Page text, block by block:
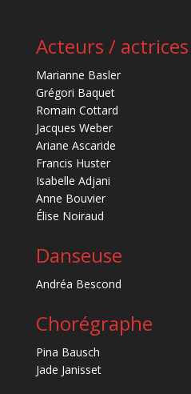
Acteurs / actrices
Marianne Basler
Grégori Baquet
Romain Cottard
Jacques Weber
Ariane Ascaride
Francis Huster
Isabelle Adjani
Anne Bouvier
Élise Noiraud
Danseuse
Andréa Bescond
Chorégraphe
Pina Bausch
Jade Janisset